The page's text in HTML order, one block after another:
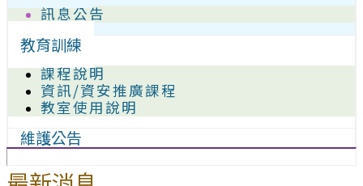
訊息公告
教育訓練
課程說明
資訊/資安推廣課程
教室使用說明
維護公告